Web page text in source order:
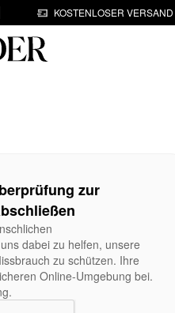
KOSTENLOSER
zur
dabei zu helfen, unsere
zu schützen. Ihre
Online-Umgebung bei.